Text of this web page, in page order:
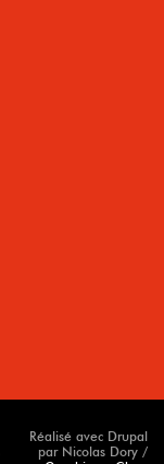
Réalisé avec Drupal
par Nicolas Dory /